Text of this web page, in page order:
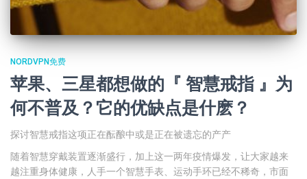
NORDVPN免费
苹果、三星都想做的『 智慧戒指 』为
何不普及？它的优缺点是什麽？
探讨智慧戒指这项正在酝酿中或是正在被遗忘的产产
随着智慧穿戴装置逐渐盛行，加上这一两年疫情爆发，让大家越来
越注重身体健康，人手一个智慧手表、运动手环已经不稀奇，市面